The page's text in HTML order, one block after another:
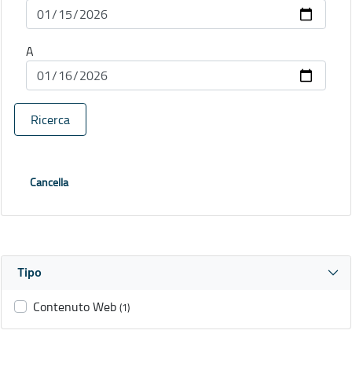
A
Ricerca
Cancella
Tipo
Contenuto Web (1)